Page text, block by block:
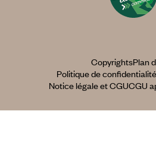
CopyrightsPlan
Politique de
Notice légale et CGUCGU